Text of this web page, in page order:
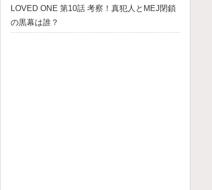
LOVED ONE 第10話 考察！真犯人とMEJ閉鎖
の黒幕は誰？